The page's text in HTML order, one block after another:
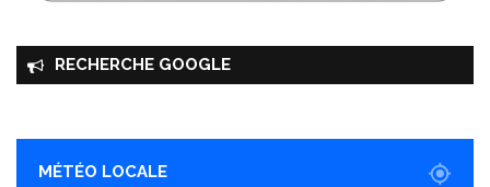
RECHERCHE GOOGLE
MÉTÉO LOCALE